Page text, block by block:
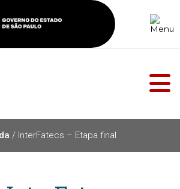
/ InterFatecs – Etapa final